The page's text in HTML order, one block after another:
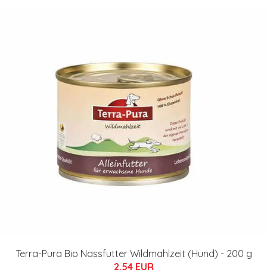
Terra-Pura Bio Nassfutter Wildmahlzeit (Hund) - 200 g
2.54 EUR